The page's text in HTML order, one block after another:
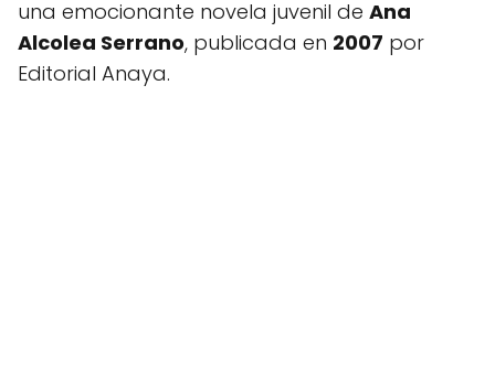
una emocionante novela juvenil de Ana
Alcolea Serrano, publicada en 2007 por
Editorial Anaya.